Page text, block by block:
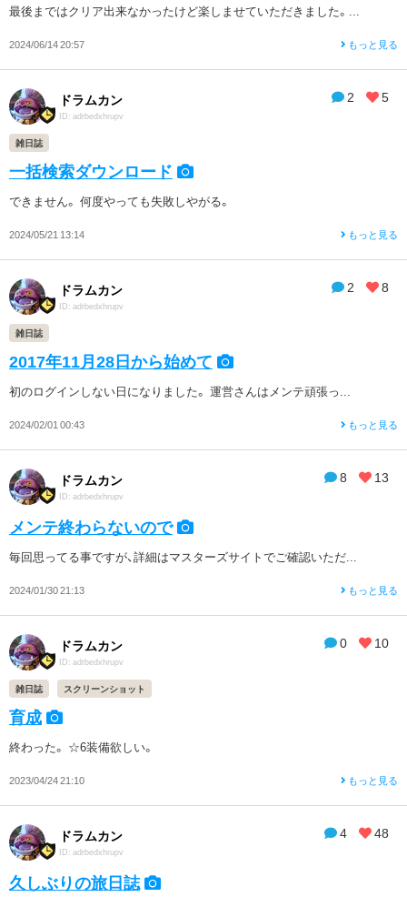
最後まではクリア出来なかったけど楽しませていただきました。...
2024/06/14 20:57 もっと見る
2 5
ドラムカン
ID: adrbedxhrupv
雑日誌
一括検索ダウンロード
できません。 何度やっても失敗しやがる。
2024/05/21 13:14 もっと見る
2 8
ドラムカン
ID: adrbedxhrupv
雑日誌
2017年11月28日から始めて
初のログインしない日になりました。 運営さんはメンテ頑張っ...
2024/02/01 00:43 もっと見る
8 13
ドラムカン
ID: adrbedxhrupv
メンテ終わらないので
毎回思ってる事ですが、詳細はマスターズサイトでご確認いただ...
2024/01/30 21:13 もっと見る
0 10
ドラムカン
ID: adrbedxhrupv
雑日誌 スクリーンショット
育成
終わった。 ☆6装備欲しい。
2023/04/24 21:10 もっと見る
4 48
ドラムカン
ID: adrbedxhrupv
久しぶりの旅日誌